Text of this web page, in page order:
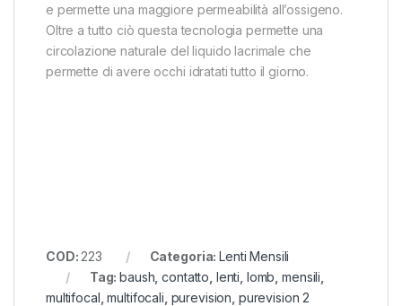
e permette una maggiore permeabilità all’ossigeno.
Oltre a tutto ciò questa tecnologia permette una
circolazione naturale del liquido lacrimale che
permette di avere occhi idratati tutto il giorno.
COD: 223 Categoria:Lenti Mensili
Tag:baush ,contatto lenti lomb ,mensili
multifocal ,multifocali purevision purevision 2